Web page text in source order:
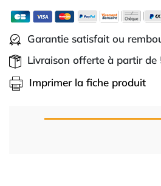
Garantie satisfait ou
Livraison offerte à partir de
Imprimer la fiche produit